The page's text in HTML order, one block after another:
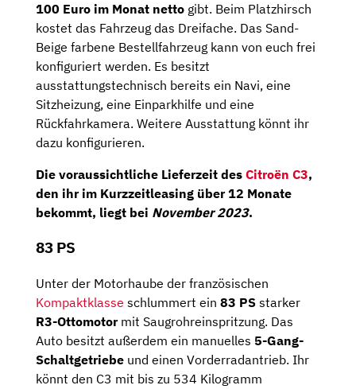
100 Euro im Monat netto gibt. Beim Platzhirsch
kostet das Fahrzeug das Dreifache. Das Sand-
Beige farbene Bestellfahrzeug kann von euch frei
konfiguriert werden. Es besitzt
ausstattungstechnisch bereits ein Navi, eine
Sitzheizung, eine Einparkhilfe und eine
Rückfahrkamera. Weitere Ausstattung könnt ihr
dazu konfigurieren.
Die voraussichtliche Lieferzeit des Citroën C3,
den ihr im Kurzzeitleasing über 12 Monate
bekommt, liegt bei November 2023.
83 PS
Unter der Motorhaube der französischen
Kompaktklasse schlummert ein 83 PS starker
R3-Ottomotormit Saugrohreinspritzung. Das
Auto besitzt außerdem ein manuelles 5-Gang-
Schaltgetriebe und einen Vorderradantrieb. Ihr
könnt den C3 mit bis zu 534 Kilogramm